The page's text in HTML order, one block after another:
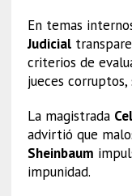
En temas
Judicial
criterios de
jueces
La magistrada
advirtió que
Sheinbaum
impunidad.